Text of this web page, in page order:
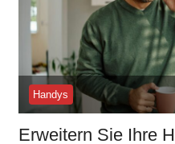
Handys
Erweitern Sie Ihre